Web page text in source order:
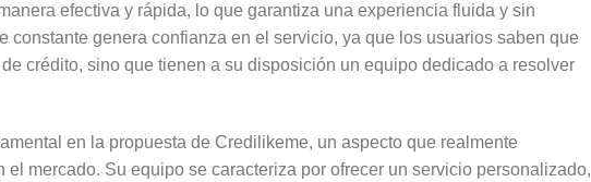
efectiva y rápida, lo que garantiza una experiencia fluida y sin
constante genera confianza en el servicio, ya que los usuarios saben que
crédito, sino que tienen a su disposición un equipo dedicado a resolver
en la propuesta de Credilikeme, un aspecto que realmente
mercado. Su equipo se caracteriza por ofrecer un servicio personalizado,